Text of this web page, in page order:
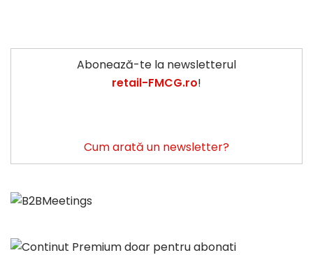
Abonează-te la newsletterul
retail-FMCG.ro!
Cum arată un newsletter?